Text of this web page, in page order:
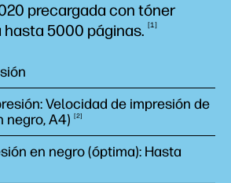
precargada con tóner
hasta 5000 páginas. 1
Velocidad de impresión de
negro,A4) 2
en negro (óptima): Hasta